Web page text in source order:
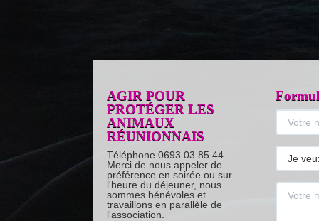
AGIR POUR
PROTÉGER LES
ANIMAUX
RÉUNIONNAIS
Téléphone 0693 03 85 44
Merci de nous appeler de
préférence en soirée ou sur
l'heure du déjeuner, nous
sommes bénévoles et
travaillons en parallèle de
l'association.